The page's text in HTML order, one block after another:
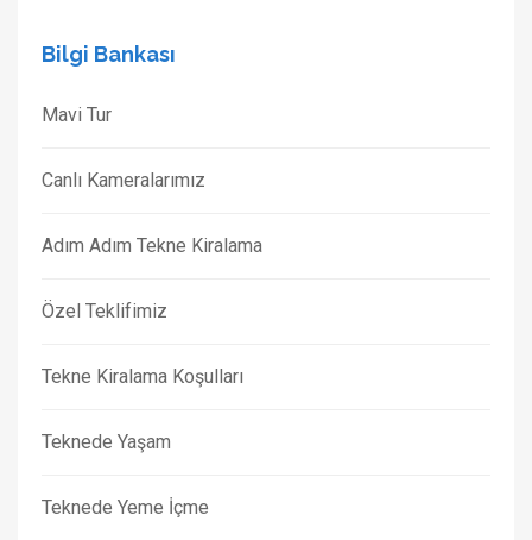
Bilgi Bankası
Mavi Tur
Canlı Kameralarımız
Adım Adım Tekne Kiralama
Özel Teklifimiz
Tekne Kiralama Koşulları
Teknede Yaşam
Teknede Yeme İçme